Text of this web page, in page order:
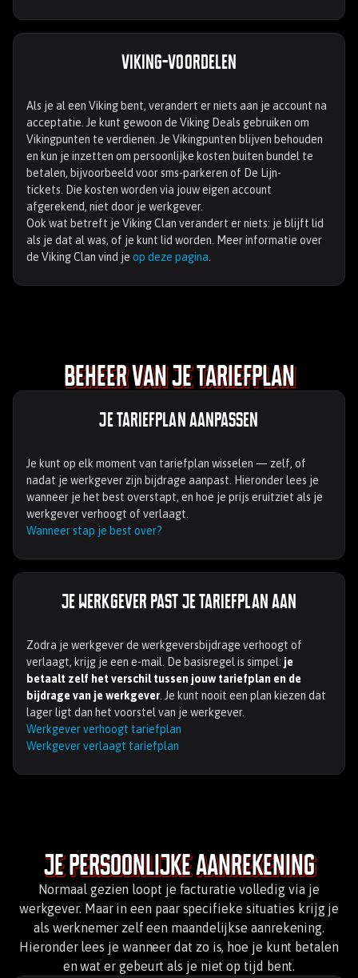
Viking-voordelen
Als je al een Viking bent, verandert er niets aan je account na
acceptatie. Je kunt gewoon de Viking Deals gebruiken om
Vikingpunten te verdienen. Je Vikingpunten blijven behouden
en kun je inzetten om persoonlijke kosten buiten bundel te
betalen, bijvoorbeeld voor sms-parkeren of De Lijn-
tickets. Die kosten worden via jouw eigen account
afgerekend, niet door je werkgever.
Ook wat betreft je Viking Clan verandert er niets: je blijft lid
als je dat al was, of je kunt lid worden. Meer informatie over
de Viking Clan vind je op deze pagina
Beheer van je tariefplan
Je tariefplan aanpassen
Je kunt op elk moment van tariefplan wisselen — zelf, of
nadat je werkgever zijn bijdrage aanpast. Hieronder lees je
wanneer je het best overstapt, en hoe je prijs eruitziet als je
werkgever verhoogt of verlaagt.
Wanneer stap je best over?
Je werkgever past je tariefplan aan
Zodra je werkgever de werkgeversbijdrage verhoogt of
verlaagt, krijg je een e-mail. De basisregel is simpel: je
betaalt zelf het verschil tussen jouw tariefplan en de
bijdrage van je werkgever . Je kunt nooit een plan kiezen dat
lager ligt dan het voorstel van je werkgever.
Werkgever verhoogt tariefplan
Werkgever verlaagt tariefplan
Je persoonlijke aanrekening
Normaal gezien loopt je facturatie volledig via je
werkgever. Maar in een paar specifieke situaties krijg je
als werknemer zelf een maandelijkse aanrekening.
Hieronder lees je wanneer dat zo is, hoe je kunt betalen
en wat er gebeurt als je niet op tijd bent.